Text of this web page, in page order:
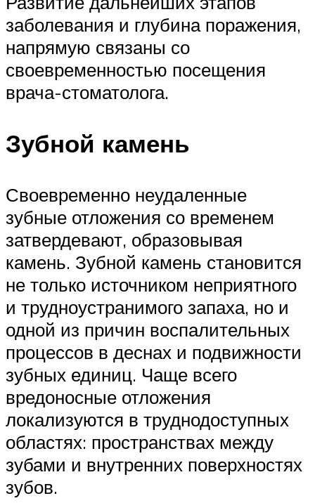
заболевания и глубина поражения,
напрямую связаны со
своевременностью посещения
врача-стоматолога.
Зубной камень
Своевременно неудаленные
зубные отложения со временем
затвердевают, образовывая
камень. Зубной камень становится
не только источником неприятного
и трудноустранимого запаха, но и
одной из причин воспалительных
процессов в деснах и подвижности
зубных единиц. Чаще всего
вредоносные отложения
локализуются в труднодоступных
областях: пространствах между
зубами и внутренних поверхностях
зубов.